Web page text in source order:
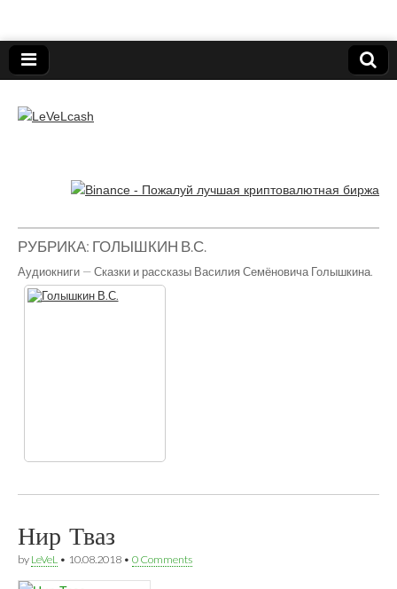
LeVeLcash
РУБРИКА: ГОЛЫШКИН В.С.
Аудиокниги — Сказки и рассказы Василия Семёновича Голышкина.
Нир Тваз
by LeVeL • 10.08.2018 • 0 Comments